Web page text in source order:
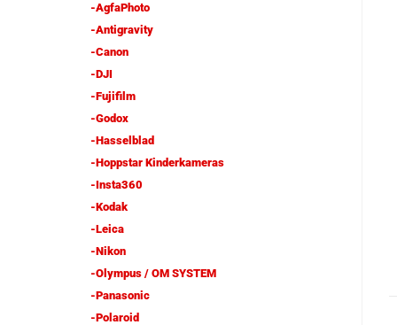
-AgfaPhoto
-Antigravity
-Canon
-DJI
-Fujifilm
-Godox
-Hasselblad
-Hoppstar Kinderkameras
-Insta360
-Kodak
-Leica
-Nikon
-Olympus / OM SYSTEM
-Panasonic
-Polaroid